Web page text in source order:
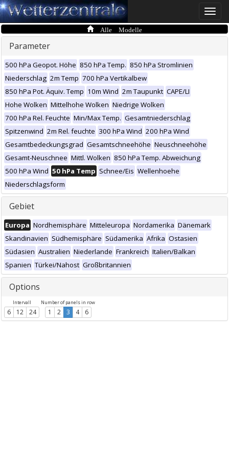
Toggle
Alle Modelle
Parameter
500 hPa Geopot. Höhe 850 hPa Temp. 850 hPa Stromlinien
Niederschlag 2m Temp 700 hPa Vertikalbew
850 hPa Pot. Äquiv. Temp 10m Wind 2m Taupunkt CAPE/LI
Hohe Wolken Mittelhohe Wolken Niedrige Wolken
700 hPa Rel. Feuchte Min/Max Temp. Gesamtniederschlag
Spitzenwind 2m Rel. feuchte 300 hPa Wind 200 hPa Wind
Gesamtbedeckungsgrad Gesamtschneehöhe Neuschneehöhe
Gesamt-Neuschnee Mittl. Wolken 850 hPa Temp. Abweichung
500 hPa Wind 50 hPa Temp Schnee/Eis Wellenhoehe
Niederschlagsform
Gebiet
Europa Nordhemisphäre Mitteleuropa Nordamerika Dänemark
Skandinavien Südhemisphäre Südamerika Afrika Ostasien
Südasien Australien Niederlande Frankreich Italien/Balkan
Spanien Türkei/Nahost Großbritannien
Options
Intervall
6 12 24
Number of panels in row
1 2 3 4 6